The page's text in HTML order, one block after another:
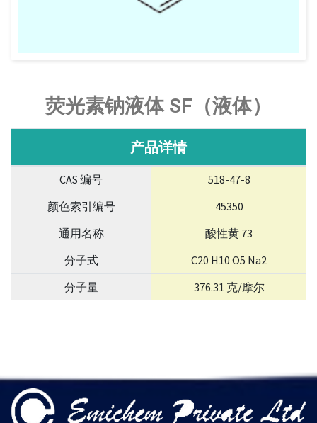
荧光素钠液体 SF（液体）
产品详情
CAS 编号
518-47-8
颜色索引编号
45350
通用名称
酸性黄 73
分子式
C20 H10 O5 Na2
分子量
376.31 克/摩尔